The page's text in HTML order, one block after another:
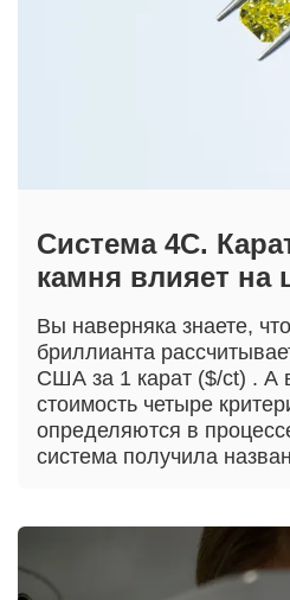
Система 4С.
камня влияет на
Вы наверняка знаете,
бриллианта
США за 1 карат ($/ct) . А
стоимость четыре
определяются в
система получила